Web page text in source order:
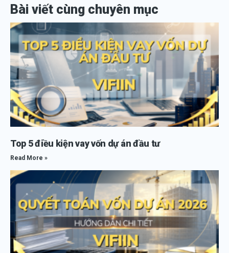
Bài viết cùng chuyên mục
Top 5 điều kiện vay vốn dự án đầu tư
Read More »